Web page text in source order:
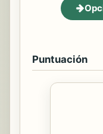
Puntuación